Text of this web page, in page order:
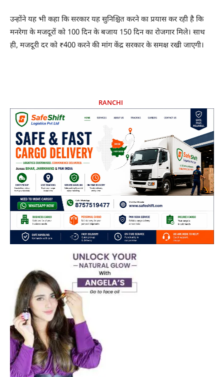
उन्होंने यह भी कहा कि सरकार यह सुनिश्चित करने का प्रयास कर रही है कि
मनरेगा के मजदूरों को 100 दिन के बजाय 150 दिन का रोजगार मिले। साथ
ही, मजदूरी दर को ₹400 करने की मांग केंद्र सरकार के समक्ष रखी जाएगी।
RANCHI